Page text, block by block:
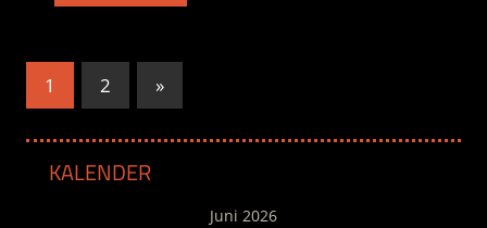
Seitennummerierung
Beiträge
1 2
Nächste
Beiträge
»
KALENDER
Juni 2026